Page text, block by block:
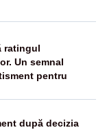
ratingul
Un semnal
pentru
după decizia